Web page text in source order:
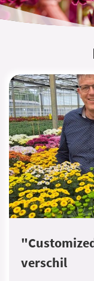
verschil